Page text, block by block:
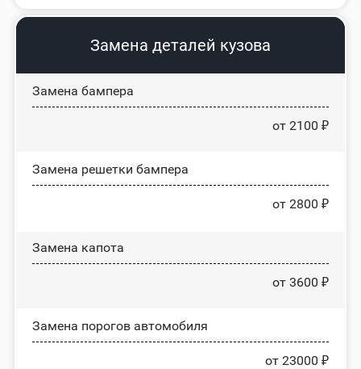
Замена деталей кузова
Замена бампера
от 2100 ₽
Замена решетки бампера
от 2800 ₽
Замена капота
от 3600 ₽
Замена порогов автомобиля
от 23000 ₽